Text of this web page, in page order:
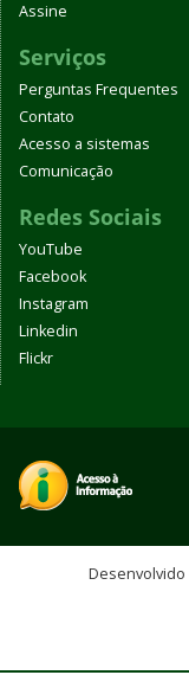
Assine
Serviços
Perguntas Frequentes
Contato
Acesso a sistemas
Comunicação
Redes Sociais
YouTube
Facebook
Instagram
Linkedin
Flickr
Desenvolvido